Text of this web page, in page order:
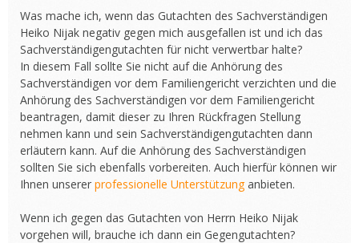
Was mache ich, wenn das Gutachten des Sachverständigen
Heiko Nijak negativ gegen mich ausgefallen ist und ich das
Sachverständigengutachten für nicht verwertbar halte?
In diesem Fall sollte Sie nicht auf die Anhörung des
Sachverständigen vor dem Familiengericht verzichten und die
Anhörung des Sachverständigen vor dem Familiengericht
beantragen, damit dieser zu Ihren Rückfragen Stellung
nehmen kann und sein Sachverständigengutachten dann
erläutern kann. Auf die Anhörung des Sachverständigen
sollten Sie sich ebenfalls vorbereiten. Auch hierfür können wir
Ihnen unserer professionelle Unterstützunganbieten.
Wenn ich gegen das Gutachten von Herrn Heiko Nijak
vorgehen will, brauche ich dann ein Gegengutachten?